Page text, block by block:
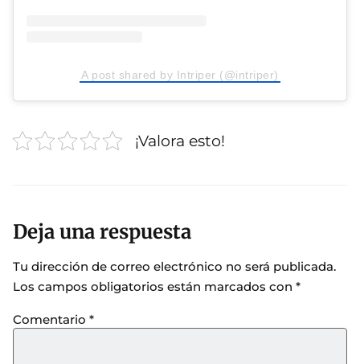
A post shared by Intriper (@intriper)
¡Valora esto!
Deja una respuesta
Tu dirección de correo electrónico no será publicada.
Los campos obligatorios están marcados con *
Comentario *